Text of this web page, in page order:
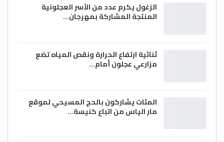
الزغول يكرم عدد من الأسر العجلونية
المنتجة المشاركة بمهرجان…
ثنائية ارتفاع الحرارة ونقص المياه تضع
مزارعي عجلون أمام…
المئات يشاركون بالحج المسيحي لموقع
مار الياس من اتباع كنيسة…